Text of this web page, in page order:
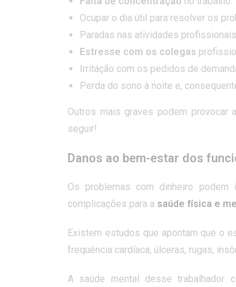
Ocupar o dia útil para resolver os
Paradas nas atividades
Estresse com os colegas
Irritação com os pedidos de
Perda do sono à noite e,
Outros mais graves podem provocar
seguir!
Danos ao bem-estar dos
Os problemas com dinheiro
complicações para a saúde física e
Existem estudos que apontam que o
frequência cardíaca, úlceras, rugas,
A saúde mental desse trabalhador